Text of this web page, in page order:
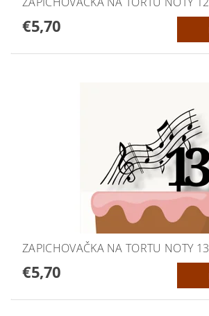
€5,70
ZAPICHOVAČKA NA TORTU NOTY 13
€5,70